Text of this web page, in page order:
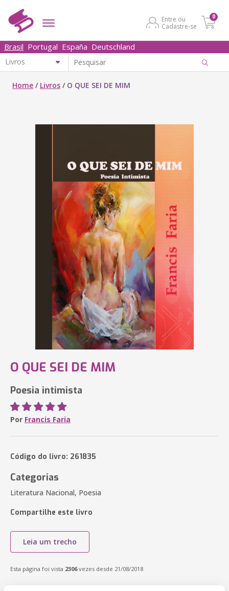
Entre ou
Cadastre-se
0
Brasil Portugal España Deutschland
Home / Livros / O QUE SEI DE MIM
O QUE SEI DE MIM
Poesia intimista
Por Francis Faria
Código do livro: 261835
Categorias
Literatura Nacional, Poesia
Compartilhe este livro
Leia um trecho
Esta página foi vista 2306vezes desde 21/08/2018